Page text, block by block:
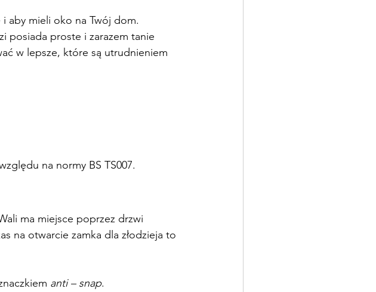
aby mieli oko na Twój dom.
posiada proste i zarazem tanie
w lepsze, które są utrudnieniem
na normy BS TS007.
ma miejsce poprzez drzwi
na otwarcie zamka dla złodzieja to
anti – snap.